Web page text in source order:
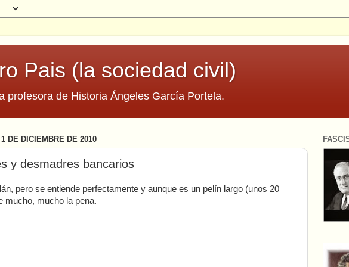
Pais (la sociedad civil)
profesora de Historia Ángeles García Portela.
DE DICIEMBRE DE 2010
y desmadres bancarios
pero se entiende perfectamente y aunque es un pelín largo (unos 20
mucho, mucho la pena.